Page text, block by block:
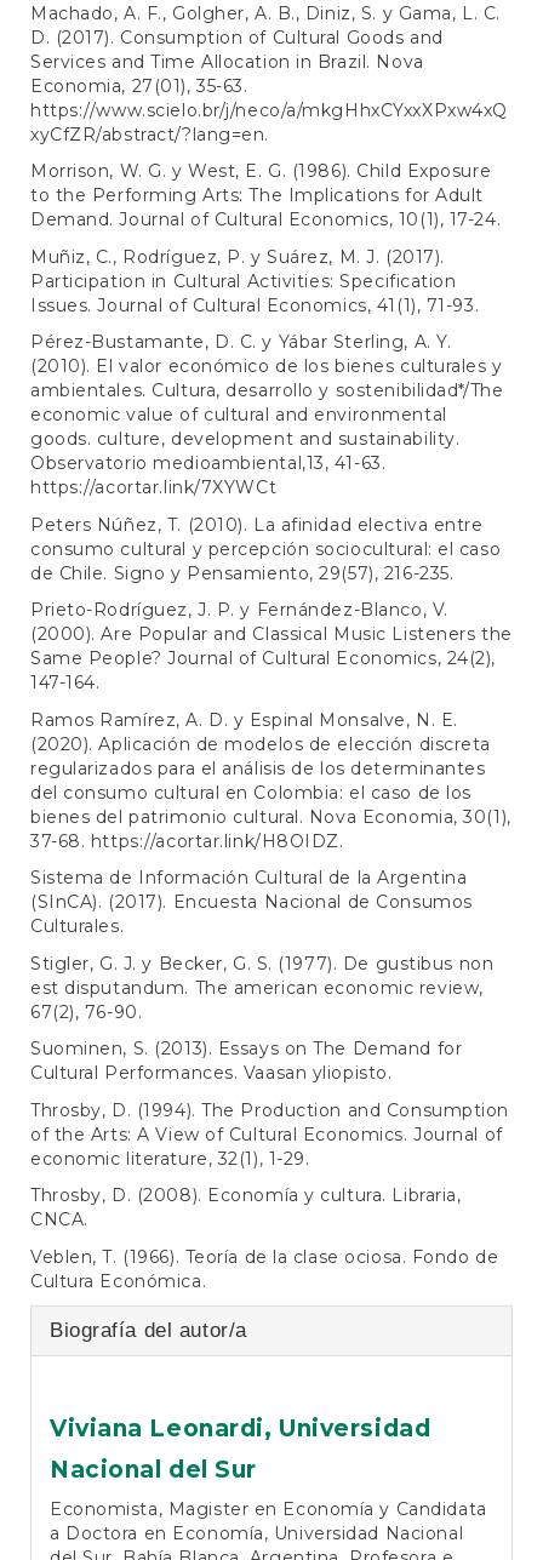
Machado, A. F., Golgher, A. B., Diniz, S. y Gama, L. C.
D. (2017). Consumption of Cultural Goods and
Services and Time Allocation in Brazil. Nova
Economia, 27(01), 35-63.
https://www.scielo.br/j/neco/a/mkgHhxCYxxXPxw4xQ
xyCfZR/abstract/?lang=en.
Morrison, W. G. y West, E. G. (1986). Child Exposure
to the Performing Arts: The Implications for Adult
Demand. Journal of Cultural Economics, 10(1), 17-24.
Muñiz, C., Rodríguez, P. y Suárez, M. J. (2017).
Participation in Cultural Activities: Specification
Issues. Journal of Cultural Economics, 41(1), 71-93.
Pérez-Bustamante, D. C. y Yábar Sterling, A. Y.
(2010). El valor económico de los bienes culturales y
ambientales. Cultura, desarrollo y sostenibilidad*/The
economic value of cultural and environmental
goods. culture, development and sustainability.
Observatorio medioambiental,13, 41-63.
https://acortar.link/7XYWCt
Peters Núñez, T. (2010). La afinidad electiva entre
consumo cultural y percepción sociocultural: el caso
de Chile. Signo y Pensamiento, 29(57), 216-235.
Prieto-Rodríguez, J. P. y Fernández-Blanco, V.
(2000). Are Popular and Classical Music Listeners the
Same People? Journal of Cultural Economics, 24(2),
147-164.
Ramos Ramírez, A. D. y Espinal Monsalve, N. E.
(2020). Aplicación de modelos de elección discreta
regularizados para el análisis de los determinantes
del consumo cultural en Colombia: el caso de los
bienes del patrimonio cultural. Nova Economia, 30(1),
37-68. https://acortar.link/H8OIDZ.
Sistema de Información Cultural de la Argentina
(SInCA). (2017). Encuesta Nacional de Consumos
Culturales.
Stigler, G. J. y Becker, G. S. (1977). De gustibus non
est disputandum. The american economic review,
67(2), 76-90.
Suominen, S. (2013). Essays on The Demand for
Cultural Performances. Vaasan yliopisto.
Throsby, D. (1994). The Production and Consumption
of the Arts: A View of Cultural Economics. Journal of
economic literature, 32(1), 1-29.
Throsby, D. (2008). Economía y cultura. Libraria,
CNCA.
Veblen, T. (1966). Teoría de la clase ociosa. Fondo de
Cultura Económica.
Biografía del autor/a
Viviana Leonardi, Universidad
Nacional del Sur
Economista, Magister en Economía y Candidata
a Doctora en Economía, Universidad Nacional